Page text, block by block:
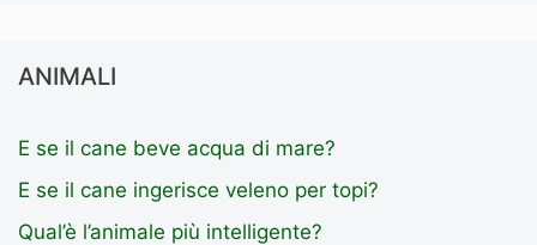
ANIMALI
E se il cane beve acqua di mare?
E se il cane ingerisce veleno per topi?
Qual’è l’animale più intelligente?